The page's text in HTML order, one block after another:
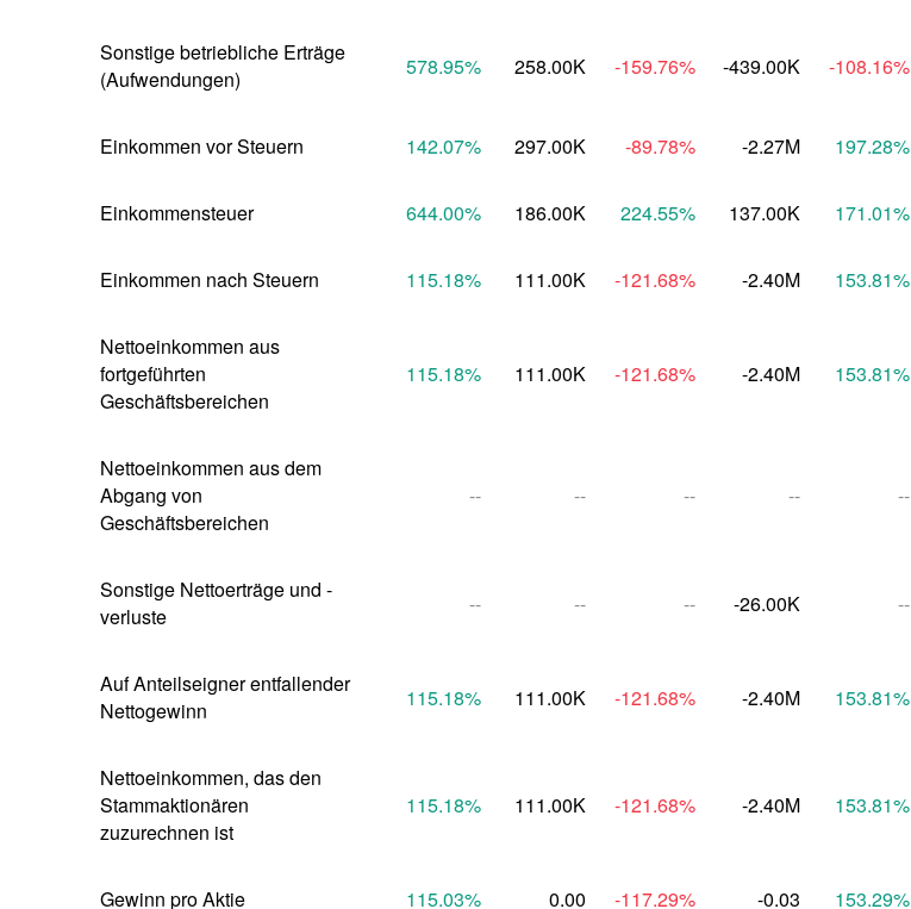
Sonstige betriebliche Erträge
(Aufwendungen)
578.95% 258.00K -159.76% -439.00K -108.16%
Einkommen vor Steuern 142.07% 297.00K -89.78% -2.27M 197.28%
Einkommensteuer 644.00% 186.00K 224.55% 137.00K 171.01%
Einkommen nach Steuern 115.18% 111.00K -121.68% -2.40M 153.81%
Nettoeinkommen aus
fortgeführten
Geschäftsbereichen
115.18% 111.00K -121.68% -2.40M 153.81%
Nettoeinkommen aus dem
Abgang von
Geschäftsbereichen
-- -- -- -- --
Sonstige Nettoerträge und -
verluste
-- -- -- -26.00K --
Auf Anteilseigner entfallender
Nettogewinn
115.18% 111.00K -121.68% -2.40M 153.81%
Nettoeinkommen, das den
Stammaktionären
zuzurechnen ist
115.18% 111.00K -121.68% -2.40M 153.81%
Gewinn pro Aktie 115.03% 0.00 -117.29% -0.03 153.29%